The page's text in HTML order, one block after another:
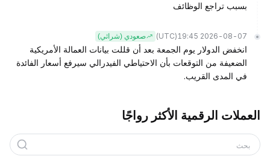
بسبب تراجع الوظائف
2026-08-07 19:45
(UTC) صعودي (شرائي)
انخفض الدولار يوم الجمعة بعد أن قللت بيانات العمالة الأمريكية
الضعيفة من التوقعات بأن الاحتياطي الفيدرالي سيرفع أسعار الفائدة
في المدى القريب.
العملات الرقمية الأكثر رواجًا
بحث